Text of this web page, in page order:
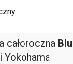
całoroczna
Yokohama